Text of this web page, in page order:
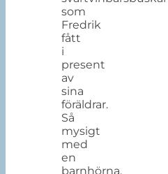
som
Fredrik
fått
i
present
av
sina
föräldrar.
Så
mysigt
med
en
barnhörna,